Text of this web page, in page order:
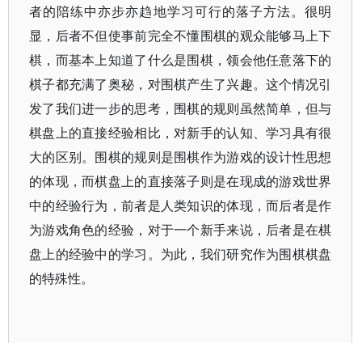
者的陪练中亦步亦趋地学习可行的落子方法。很明
显，后者不但使事前完全不懂围棋的观众能够马上下
棋，而基本上知道了什么是围棋，领会他任意落下的
棋子都充满了奥秘，对围棋产生了兴趣。这个情况引
发了我们进一步的思考，围棋的规则虽然简单，但与
棋盘上的直接经验相比，对新手的认知、学习具有很
大的区别。围棋的规则是围棋作为游戏的设计性思想
的体现，而棋盘上的直接落子则是在现成的游戏世界
中的经验行为，前者是人类知识的体现，而后者是作
为游戏角色的经验，对于一个新手来说，后者是在棋
盘上的经验中的学习。为此，我们研究作为围棋棋盘
的特殊性。